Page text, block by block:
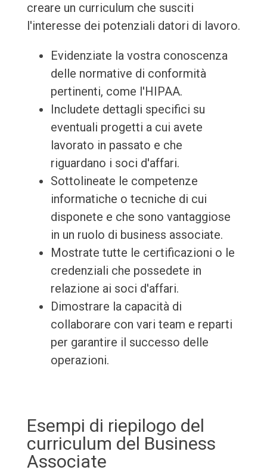
creare un curriculum che susciti
l'interesse dei potenziali datori di lavoro.
Evidenziate la vostra conoscenza
delle normative di conformità
pertinenti, come l'HIPAA.
Includete dettagli specifici su
eventuali progetti a cui avete
lavorato in passato e che
riguardano i soci d'affari.
Sottolineate le competenze
informatiche o tecniche di cui
disponete e che sono vantaggiose
in un ruolo di business associate.
Mostrate tutte le certificazioni o le
credenziali che possedete in
relazione ai soci d'affari.
Dimostrare la capacità di
collaborare con vari team e reparti
per garantire il successo delle
operazioni.
Esempi di riepilogo del
curriculum del Business
Associate